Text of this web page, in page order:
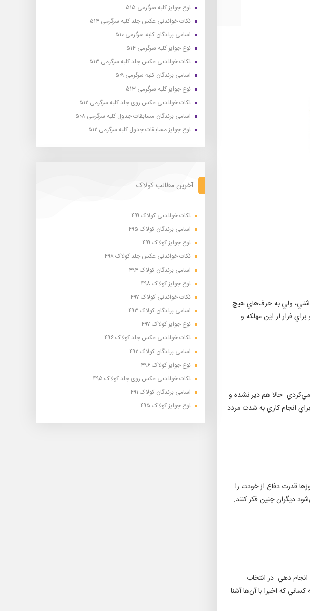
داشتي، ولي به حرف‌هاي هيچ
فرار از اين مهلكه و
حالا هم دير نشده و
انجام كاري به شدت مردد
قدرت دفاع از خودت را
ديگران چنين فكر كنند.
دهي. در انتخاب
كه اخيرا با آن‌ها آشنا
نوع جوایز کلبه سرگرمی ۵۱۵
نکات خواندنی عکس جلد کلبه سرگرمی ۵۱۴
اسامی برندگان کلبه سرگرمی ۵۱۰
نوع جوایز کلبه سرگرمی ۵۱۴
نکات خواندنی عکس جلد کلبه سرگرمی ۵۱۳
اسامی برندگان کلبه سرگرمی ۵۰۹
نوع جوایز کلبه سرگرمی ۵۱۳
نکات خواندنی عکس روی جلد کلبه سرگرمی ۵۱۲
اسامی برندگان مسابقات جدول کلبه سرگرمی ۵۰۸
نوع جوایز مسابقات جدول کلبه سرگرمی ۵۱۲
آخرین مطالب کولاک
نکات خواندنی کولاک ۴۹۹
اسامی برندگان کولاک ۴۹۵
نوع جوایز کولاک ۴۹۹
نکات خواندنی عکس جلد کولاک ۴۹۸
اسامی برندگان کولاک ۴۹۴
نوع جوایز کولاک ۴۹۸
نکات خواندنی کولاک ۴۹۷
اسامی برندگان کولاک ۴۹۳
نوع جوایز کولاک ۴۹۷
نکات خواندنی عکس جلد کولاک ۴۹۶
اسامی برندگان کولاک ۴۹۲
نوع جوایز کولاک ۴۹۶
نکات خواندنی عکس روی جلد کولاک ۴۹۵
اسامی برندگان کولاک ۴۹۱
نوع جوایز کولاک ۴۹۵